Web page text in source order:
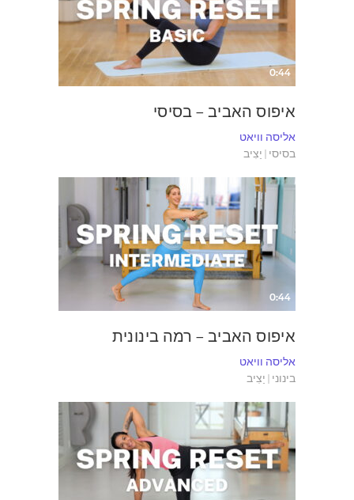
0:44
איפוס האביב – בסיסי
אליסה וויאט
בסיסי | יַצִיב
0:44
איפוס האביב – רמה בינונית
אליסה וויאט
בינוני | יַצִיב